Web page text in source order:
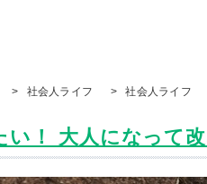
> 社会人ライフ > 社会人ライフ
い！ 大人になって